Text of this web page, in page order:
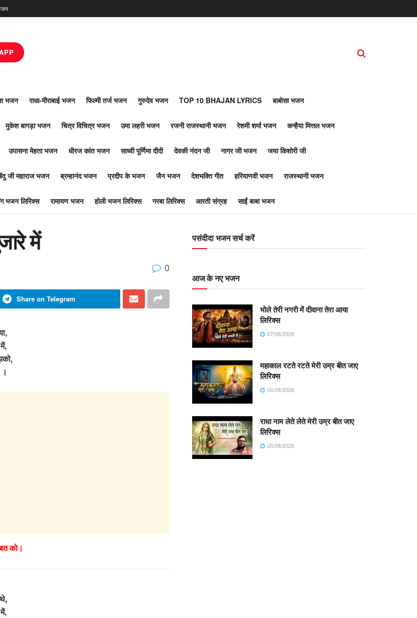
भजन राधा-मीराबाई भजन फिल्मी तर्ज भजन गुरुदेव भजन TOP 10 BHAJAN LYRICS बाबोसा भजन
मुकेश बागड़ा भजन चित्र विचित्र भजन उमा लहरी भजन रजनी राजस्थानी भजन रेशमी शर्मा भजन कन्हैया मित्तल भजन
उपासना मेहता भजन धीरज कांत भजन साध्वी पूर्णिमा दीदी देवकी नंदन जी नागर जी भजन जया किशोरी जी
जी महाराज भजन ब्रम्हानंद भजन प्रदीप के भजन जैन भजन देशभक्ति गीत हरियाणवी भजन राजस्थानी भजन
भजन लिरिक्स रामायण भजन होली भजन लिरिक्स गरबा लिरिक्स आरती संग्रह साईं बाबा भजन
में
0
Share on Telegram
को।
पसंदीदा भजन सर्च करें
आज के नए भजन
भोले तेरी नगरी में दीवाना तेरा आया
लिरिक्स
07/08/2026
महाकाल रटते रटते मेरी उम्र बीत जाए
लिरिक्स
06/08/2026
राधा नाम लेते लेते मेरी उम्र बीत जाए
लिरिक्स
06/08/2026